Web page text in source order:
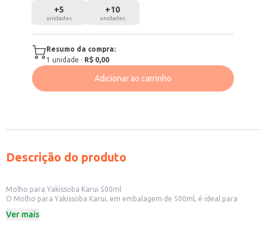
+5
unidades
+10
unidades
Resumo da compra:
1 unidade · R$ 0,00
Adicionar ao carrinho
Descrição do produto
Molho para Yakissoba Karui 500ml
O Molho para Yakissoba Karui, em embalagem de 500ml, é ideal para
sabor característico desse prato oriental, o molho facilita o preparo, seja
Ver mais